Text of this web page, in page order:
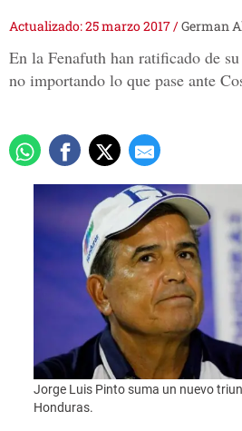
Actualizado: 25 marzo 2017/German
En la Fenafuth han ratificado de
no importando lo que pase ante
Jorge Luis Pinto suma un nuevo
Honduras.